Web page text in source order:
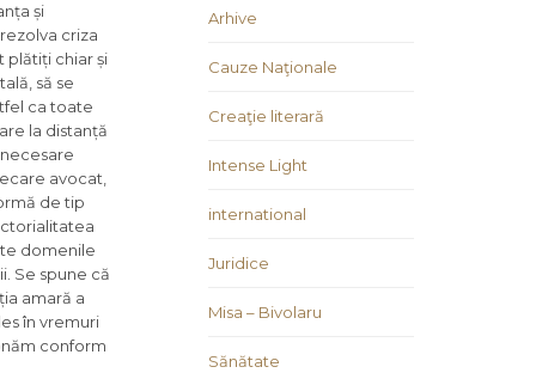
și
criza
plătiți chiar și
să se
ca toate
la distanță
avocat,
de tip
domenile
Se spune că
amară a
în vremuri
conform
Arhive
Cauze Naţionale
Creaţie literară
Intense Light
international
Juridice
Misa – Bivolaru
Sănătate